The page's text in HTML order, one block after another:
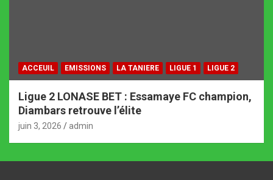
ACCEUIL EMISSIONS LA TANIERE LIGUE 1 LIGUE 2
Ligue 2 LONASE BET : Essamaye FC champion,
Diambars retrouve l’élite
juin 3, 2026 admin